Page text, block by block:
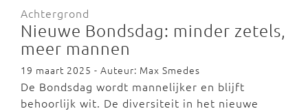
Achtergrond
Nieuwe Bondsdag: minder zetels,
meer mannen
19 maart 2025 - Auteur: Max Smedes
De Bondsdag wordt mannelijker en blijft
behoorlijk wit. De diversiteit in het nieuwe